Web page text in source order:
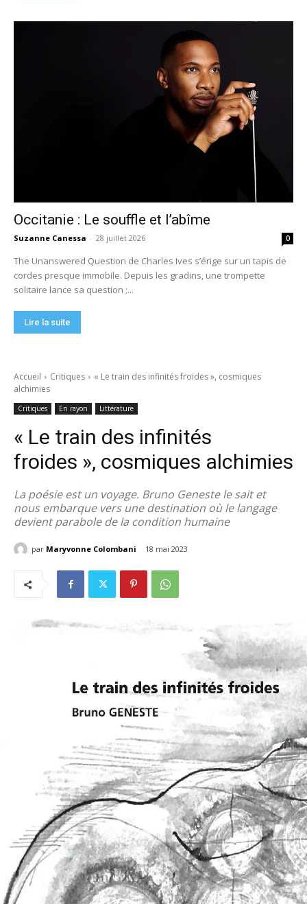
Occitanie : Le souffle et l’abîme
Suzanne Canessa - 28 juillet 2026 0
The Unanswered Question de Charles Ives s’érige sur un tapis de
cordes presque immobile. Depuis les gradins, une trompette
solitaire lance sa question ;...
Lire la suite